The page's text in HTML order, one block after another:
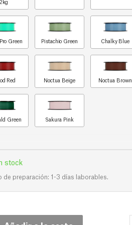
Green Pistachio Green Chalky Blue
Red Noctua Beige Noctua Brown
Green Sakura Pink
stock
de preparación: 1-3 días laborables.